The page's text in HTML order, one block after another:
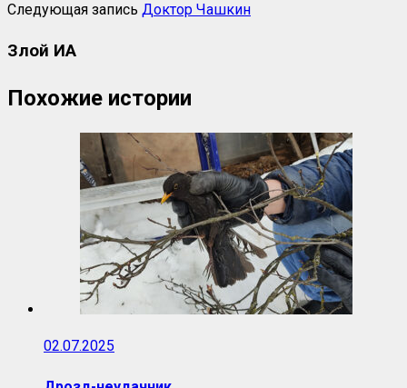
Следующая запись Доктор Чашкин
Злой ИА
Похожие истории
02.07.2025